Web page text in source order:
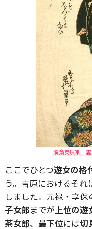
溪斎英泉筆「雲
ここでひとつ遊女の格
う。吉原におけるそ
しました。元禄・享保
子女郎までが上位の遊
茶女郎、 最下位には切